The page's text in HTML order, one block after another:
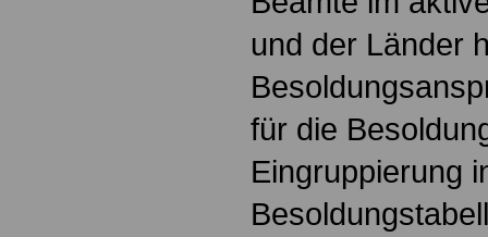
und der Länder
für die
Eingruppierung